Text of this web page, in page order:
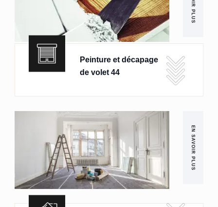
Peinture et décapage
de volet 44
EN SAVOIR PLUS